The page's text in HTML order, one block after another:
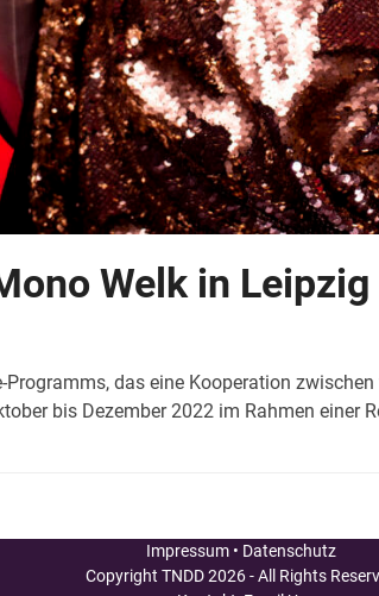
Welk in
das eine Kooperation
bis Dezember 2022 im Rahmen einer
Impressum • Datenschutz
Copyright TNDD2026 - All Rights